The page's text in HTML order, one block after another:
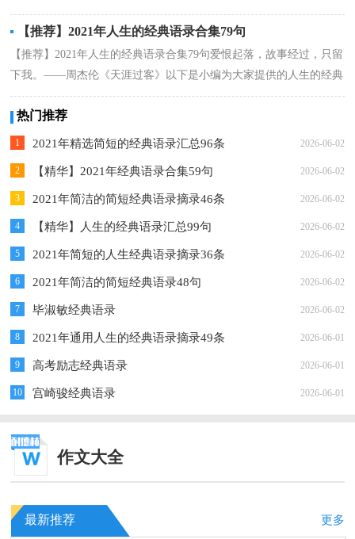
后悔，至少我努力...
详情
【推荐】2021年人生的经典语录合集79句
【推荐】2021年人生的经典语录合集79句爱恨起落，故事经过，只留
下我。——周杰伦《天涯过客》以下是小编为大家提供的人生的经典
语录79句...
详情
热门推荐
1 2021年精选简短的经典语录汇总96条 2026-06-02
2 【精华】2021年经典语录合集59句 2026-06-02
3 2021年简洁的简短经典语录摘录46条 2026-06-02
4 【精华】人生的经典语录汇总99句 2026-06-02
5 2021年简短的人生经典语录摘录36条 2026-06-02
6 2021年简洁的简短经典语录48句 2026-06-02
7 毕淑敏经典语录 2026-06-02
8 2021年通用人生的经典语录摘录49条 2026-06-01
9 高考励志经典语录 2026-06-01
10 宫崎骏经典语录 2026-06-01
作文大全
最新推荐 更多